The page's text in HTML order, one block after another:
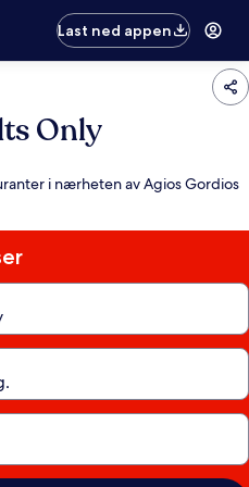
Last ned appen
Only
i nærheten av Agios Gordios